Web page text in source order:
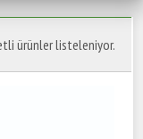
ürünler listeleniyor.